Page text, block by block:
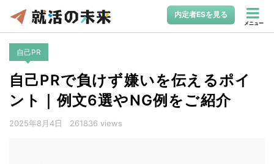
内定者ESを見る
メニュー
自己PR
自己PRで負けず嫌いを伝えるポイ
ント｜例文6選やNG例をご紹介
2025年8月4日 261836 views